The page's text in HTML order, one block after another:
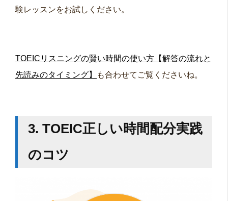
験レッスンをお試しください。
TOEICリスニングの賢い時間の使い方【解答の流れと
先読みのタイミング】
も合わせてご覧くださいね。
3. TOEIC正しい時間配分実践
のコツ